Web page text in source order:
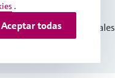
y Condiciones Generales
.
Aceptar todas